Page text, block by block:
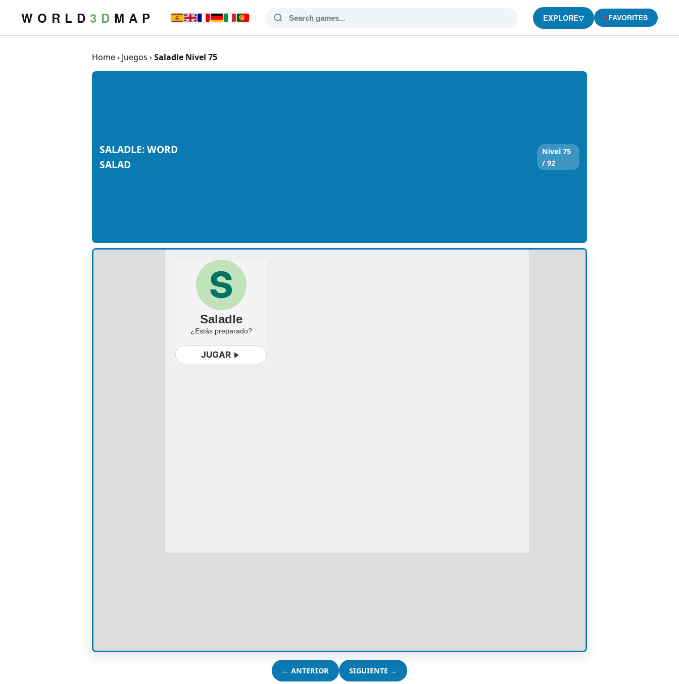
W O R L D 3 D M A P EXPLORE▽ ♥FAVORITES
Home› Juegos ›Saladle Nivel 75
SALADLE: WORD
SALAD
Nivel 75
/ 92
← ANTERIOR SIGUIENTE →